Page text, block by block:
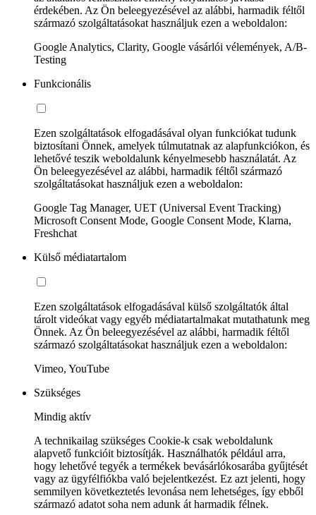
érdekében. Az Ön beleegyezésével az alábbi, harmadik féltől
származó szolgáltatásokat használjuk ezen a weboldalon:
Google Analytics, Clarity, Google vásárlói vélemények, A/B-
Testing
Funkcionális
Ezen szolgáltatások elfogadásával olyan funkciókat tudunk
biztosítani Önnek, amelyek túlmutatnak az alapfunkciókon, és
lehetővé teszik weboldalunk kényelmesebb használatát. Az
Ön beleegyezésével az alábbi, harmadik féltől származó
szolgáltatásokat használjuk ezen a weboldalon:
Google Tag Manager, UET (Universal Event Tracking)
Microsoft Consent Mode, Google Consent Mode, Klarna,
Freshchat
Külső médiatartalom
Ezen szolgáltatások elfogadásával külső szolgáltatók által
tárolt videókat vagy egyéb médiatartalmakat mutathatunk meg
Önnek. Az Ön beleegyezésével az alábbi, harmadik féltől
származó szolgáltatásokat használjuk ezen a weboldalon:
Vimeo, YouTube
Szükséges
Mindig aktív
A technikailag szükséges Cookie-k csak weboldalunk
alapvető funkcióit biztosítják. Használhatók például arra,
hogy lehetővé tegyék a termékek bevásárlókosarába gyűjtését
vagy az ügyfélfiókba való bejelentkezést. Ez azt jelenti, hogy
semmilyen következtetés levonása nem lehetséges, így ebből
származó adatot soha nem adunk át harmadik félnek.